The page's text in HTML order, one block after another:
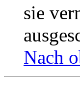
sie
Nach